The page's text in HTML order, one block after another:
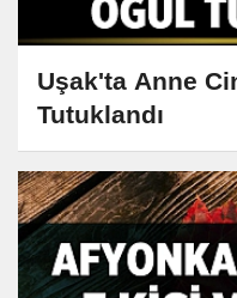
Uşak'ta Anne
Tutuklandı